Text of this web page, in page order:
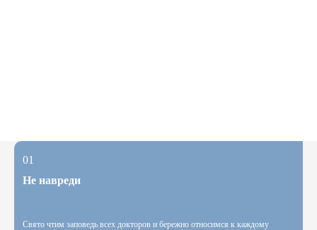
01
Не навреди
Свято чтим заповедь всех докторов и бережно относимся к каждому